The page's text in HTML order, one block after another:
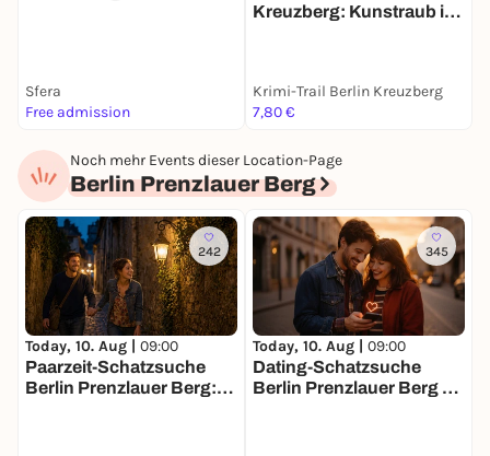
Interaktive Rätsel, die
Highlights
Was muss mitgebracht werden?
Ein geladenes Smartphone und Lust auf Abenteuer
– mehr brauchst Du nicht. Den
Schatzsucherzauber, die Rätsel und das Erlebnis
organisieren wir.
Ticketpreis:Ticket für bis zu 3 Personen – 15 €
Sfera
Free admission
Kreuzberg: Kunstraub im
Krimi-Trail Berlin Kreuzberg
7,80 €
Noch mehr Events dieser Location-Page
Berlin Prenzlauer Berg
242
Today, 10. Aug | 09:00
Paarzeit-Schatzsuche
Berlin Prenzlauer Berg:
345
Today, 10. Aug | 09:00
Dating-Schatzsuche
Berlin Prenzlauer Berg –